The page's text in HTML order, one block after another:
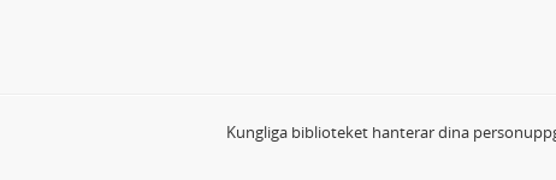
Kungliga biblioteket hanterar dina